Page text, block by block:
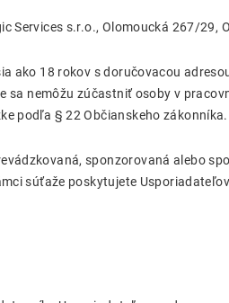
Services s.r.o., Olomoucká 267/29,
ako 18 rokov s doručovacou
sa nemôžu zúčastniť osoby v
podľa § 22 Občianskeho zákonníka.
sponzorovaná alebo
súťaže poskytujete